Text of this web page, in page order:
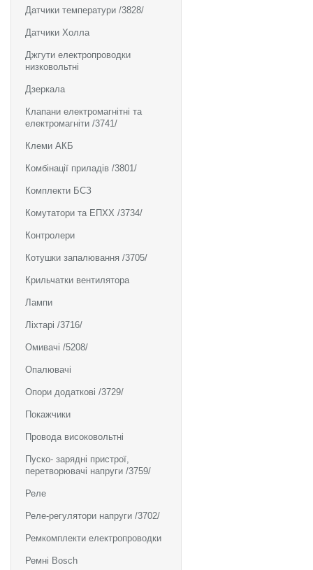
Датчики температури /3828/
Датчики Холла
Джгути електропроводки
низковольтні
Дзеркала
Клапани електромагнітні та
електромагніти /3741/
Клеми АКБ
Комбінації приладів /3801/
Комплекти БСЗ
Комутатори та ЕПХХ /3734/
Контролери
Котушки запалювання /3705/
Крильчатки вентилятора
Лампи
Ліхтарі /3716/
Омивачі /5208/
Опалювачі
Опори додаткові /3729/
Покажчики
Провода високовольтні
Пуско- зарядні пристрої,
перетворювачі напруги /3759/
Реле
Реле-регулятори напруги /3702/
Ремкомплекти електропроводки
Ремні Bosch